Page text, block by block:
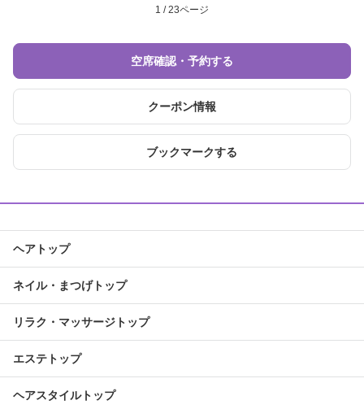
1 / 23ページ
空席確認・予約する
クーポン情報
ブックマークする
ヘアトップ
ネイル・まつげトップ
リラク・マッサージトップ
エステトップ
ヘアスタイルトップ